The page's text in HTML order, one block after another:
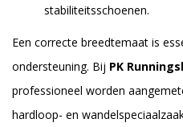
stabiliteitsschoenen.
Een correcte breedtemaat is
ondersteuning. Bij PK
professioneel worden
hardloop- en